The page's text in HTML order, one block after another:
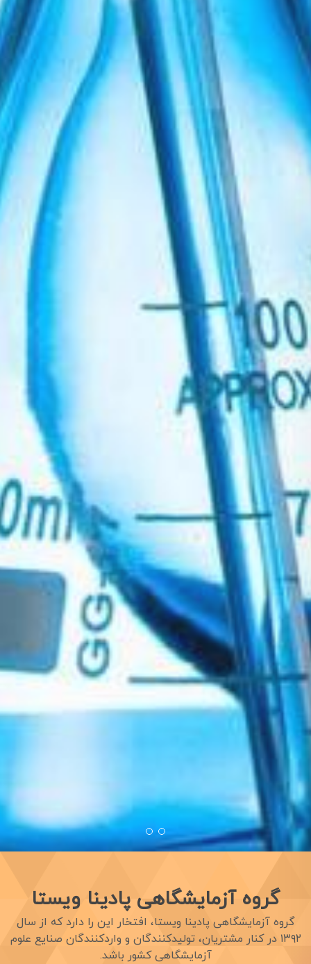
گروه آزمایشگاهی پادینا ویستا
گروه آزمایشگاهی پادینا ویستا، افتخار این را دارد که از سال
۱۳۹۲ در کنار مشتریان، تولیدکنندگان و واردکنندگان صنایع علوم
آزمایشگاهی کشور باشد.